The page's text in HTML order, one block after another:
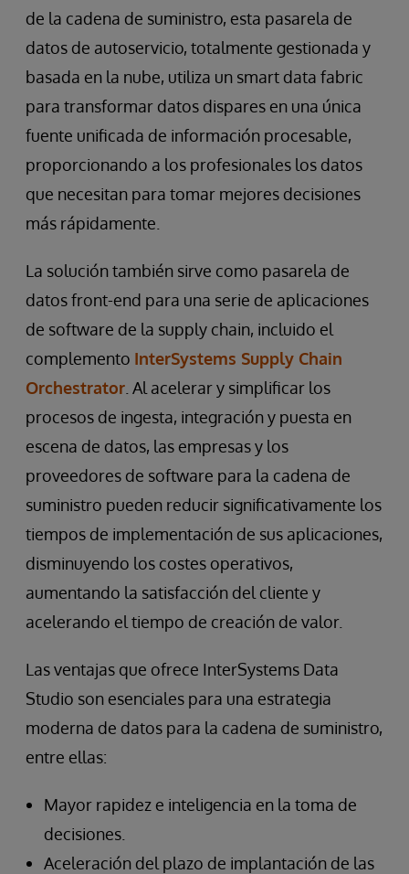
de la cadena de suministro, esta pasarela de
datos de autoservicio, totalmente gestionada y
basada en la nube, utiliza un smart data fabric
para transformar datos dispares en una única
fuente unificada de información procesable,
proporcionando a los profesionales los datos
que necesitan para tomar mejores decisiones
más rápidamente.
La solución también sirve como pasarela de
datos front-end para una serie de aplicaciones
de software de la supply chain, incluido el
complemento InterSystems Supply Chain
Orchestrator . Al acelerar y simplificar los
procesos de ingesta, integración y puesta en
escena de datos, las empresas y los
proveedores de software para la cadena de
suministro pueden reducir significativamente los
tiempos de implementación de sus aplicaciones,
disminuyendo los costes operativos,
aumentando la satisfacción del cliente y
acelerando el tiempo de creación de valor.
Las ventajas que ofrece InterSystems Data
Studio son esenciales para una estrategia
moderna de datos para la cadena de suministro,
entre ellas:
Mayor rapidez e inteligencia en la toma de
decisiones.
Aceleración del plazo de implantación de las